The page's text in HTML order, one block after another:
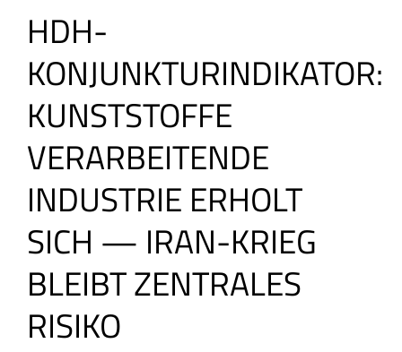
HDH-
KONJUNKTURINDIKATOR:
KUNSTSTOFFE
VERARBEITENDE
INDUSTRIE ERHOLT
SICH — IRAN-KRIEG
BLEIBT ZENTRALES
RISIKO